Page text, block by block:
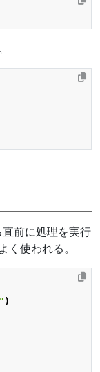
前に処理を実行
使われる。
)